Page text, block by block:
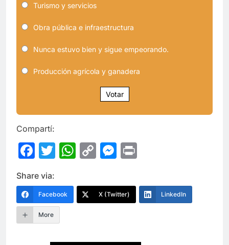
Turismo y servicios
Obra pública e infraestructura
Nunca estuvo bien y sigue empeorando.
Producción agrícola y ganadera
Votar
Compartí:
Facebook
Twitter
WhatsApp
CopyMessenger
Share via:
Facebook X (Twitter) LinkedIn
More